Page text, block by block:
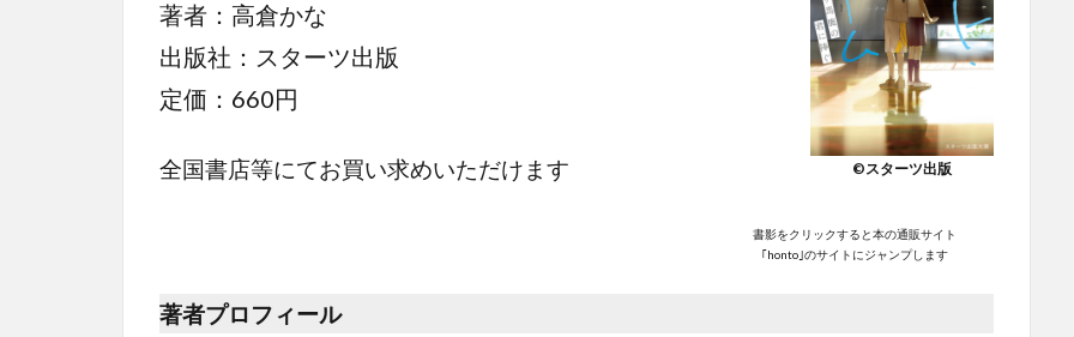
著者：高倉かな
出版社：スターツ出版
定価：660円
全国書店等にてお買い求めいただけます ©スターツ出版
書影をクリックすると本の通販サイト
｢honto｣のサイトにジャンプします
著者プロフィール